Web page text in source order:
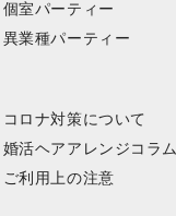
個室パーティー
異業種パーティー
コロナ対策について
婚活ヘアアレンジコラム
ご利用上の注意